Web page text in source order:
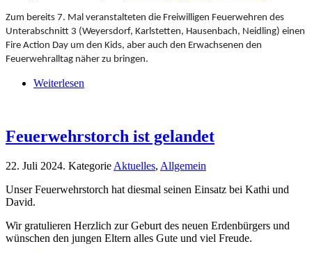
Zum bereits 7. Mal veranstalteten die Freiwilligen Feuerwehren des
Unterabschnitt 3 (Weyersdorf, Karlstetten, Hausenbach, Neidling) einen
Fire Action Day um den Kids, aber auch den Erwachsenen den
Feuerwehralltag näher zu bringen.
Weiterlesen
Feuerwehrstorch ist gelandet
22. Juli 2024. Kategorie Aktuelles, Allgemein
Unser Feuerwehrstorch hat diesmal seinen Einsatz bei Kathi und
David.
Wir gratulieren Herzlich zur Geburt des neuen Erdenbürgers und
wünschen den jungen Eltern alles Gute und viel Freude.